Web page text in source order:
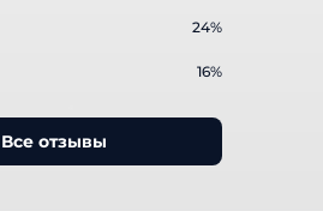
24%
16%
Все отзывы